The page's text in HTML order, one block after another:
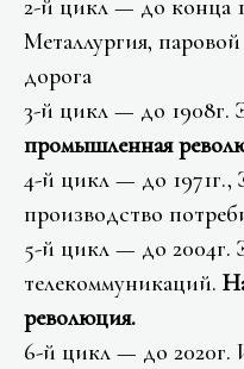
2-й цикл — до конца
Металлургия,
дорога
3-й цикл — до 1908г.
промышленная
4-й цикл — до
производство
5-й цикл — до 2004г.
телекоммуникаций.
революция.
6-й цикл — до